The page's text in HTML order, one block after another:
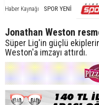
Haber Kaynağı SPOR YENİ
Jonathan Weston
Süper Lig'in güçlü
Weston'a imzayı attırdı.